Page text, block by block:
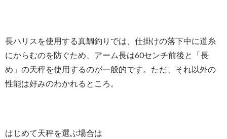
長ハリスを使用する真鯛釣りでは、仕掛けの落下中に道糸
にからむのを防ぐため、アーム長は60センチ前後と「長
め」の天秤を使用するのが一般的です。ただ、それ以外の
性能は好みのわかれるところ。
はじめて天秤を選ぶ場合は